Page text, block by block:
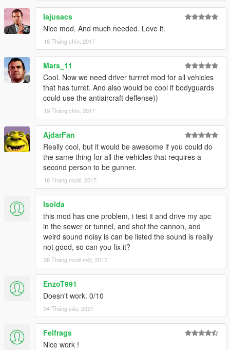
Iajusacs
Nice mod. And much needed. Love it.
18 Tháng chín, 2017
Mars_11
Cool. Now we need driver turrret mod for all vehicles
that has turret. And also would be cool if bodyguards
could use the antiaircraft deffense))
19 Tháng chín, 2017
AjdarFan
Really cool, but it would be awesome if you could do
the same thing for all the vehicles that requires a
second person to be gunner.
16 Tháng mười, 2017
Isolda
this mod has one problem, i test it and drive my apc
in the sewer or tunnel, and shot the cannon, and
weird sound noisy is can be listed the sound is really
not good, so can you fix it?
28 Tháng mười một, 2017
EnzoT991
Doesn't work. 0/10
04 Tháng sáu, 2021
Felfrags
Nice work !